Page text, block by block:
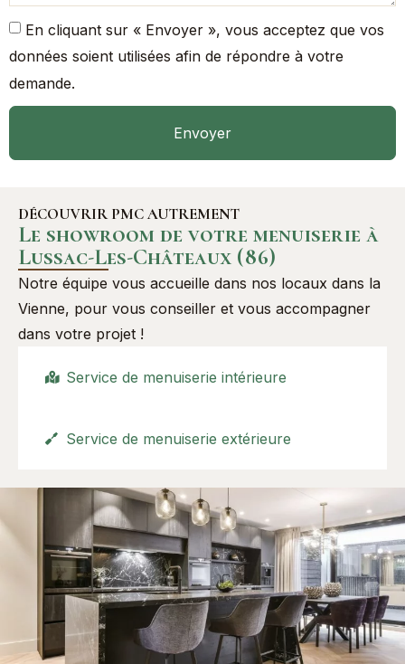
En cliquant sur « Envoyer », vous acceptez que vos
données soient utilisées afin de répondre à votre
demande.
Envoyer
DÉCOUVRIR PMC AUTREMENT
Le showroom de votre menuiserie à
Lussac-Les-Châteaux (86)
Notre équipe vous accueille dans nos locaux dans la
Vienne, pour vous conseiller et vous accompagner
dans votre projet !
Service de menuiserie intérieure
Service de menuiserie extérieure